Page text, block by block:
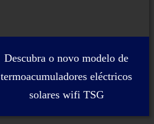
Descubra o novo modelo de
termoacumuladores eléctricos
solares wifi TSG